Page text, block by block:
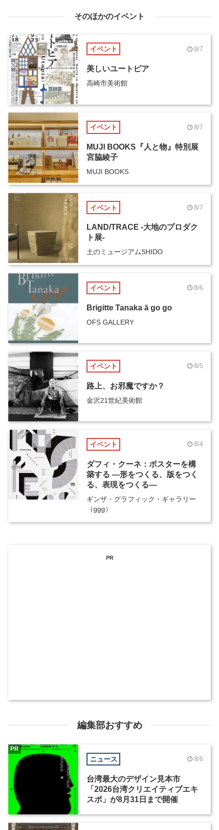
そのほかのイベント
イベント 8/7
美しいユートピア
高崎市美術館
イベント 8/7
MUJI BOOKS『人と物』特別展
宮脇綾子
MUJI BOOKS
イベント 8/7
LAND/TRACE -大地のプロダク
ト展-
土のミュージアムSHIDO
イベント 8/6
Brigitte Tanaka ā go go
OFS GALLERY
イベント 8/5
路上、お邪魔ですか？
金沢21世紀美術館
イベント 8/4
ダフィ・クーネ：ポスターを構
築する ―形をつくる、版をつく
る、表現をつくる―
ギンザ・グラフィック・ギャラリー
（ggg）
PR
編集部おすすめ
ニュース 8/6
台湾最大のデザイン見本市
「2026台湾クリエイティブエキ
スポ」が8月31日まで開催
PR